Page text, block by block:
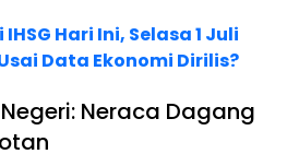
Hari Ini, Selasa 1 Juli
Data Ekonomi Dirilis?
Neraca Dagang